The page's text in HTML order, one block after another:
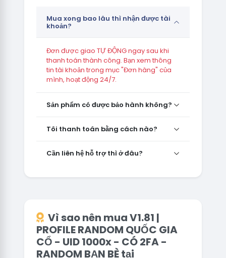
Mua xong bao lâu thì nhận được tài
khoản?
Đơn được giao TỰ ĐỘNG ngay sau khi
thanh toán thành công. Bạn xem thông
tin tài khoản trong mục "Đơn hàng" của
mình, hoạt động 24/7.
Sản phẩm có được bảo hành không?
Tôi thanh toán bằng cách nào?
Cần liên hệ hỗ trợ thì ở đâu?
Vì sao nên mua V1.81 |
PROFILE RANDOM QUỐC GIA
CỔ - UID 1000x - CÓ 2FA -
RANDOM BẠN BÈ tại